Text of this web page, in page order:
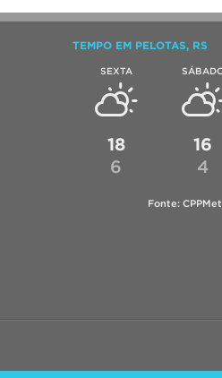
TEMPO EM PELOTAS, RS
SEXTA
18
6
16
4
Fonte: